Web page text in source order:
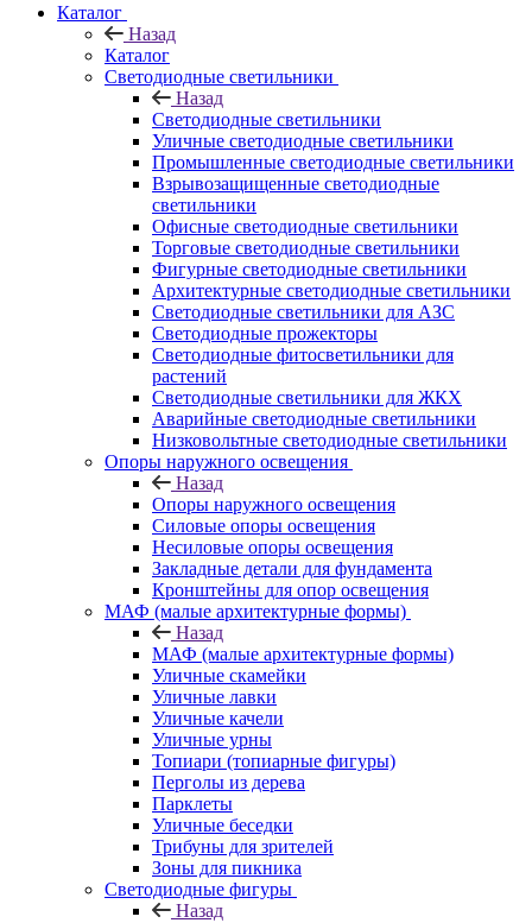
Каталог
Назад
Каталог
Светодиодные светильники
Назад
Светодиодные светильники
Уличные светодиодные светильники
Промышленные светодиодные светильники
Взрывозащищенные светодиодные
светильники
Офисные светодиодные светильники
Торговые светодиодные светильники
Фигурные светодиодные светильники
Архитектурные светодиодные светильники
Светодиодные светильники для АЗС
Светодиодные прожекторы
Светодиодные фитосветильники для
растений
Светодиодные светильники для ЖКХ
Аварийные светодиодные светильники
Низковольтные светодиодные светильники
Опоры наружного освещения
Назад
Опоры наружного освещения
Силовые опоры освещения
Несиловые опоры освещения
Закладные детали для фундамента
Кронштейны для опор освещения
МАФ (малые архитектурные формы)
Назад
МАФ (малые архитектурные формы)
Уличные скамейки
Уличные лавки
Уличные качели
Уличные урны
Топиари (топиарные фигуры)
Перголы из дерева
Парклеты
Уличные беседки
Трибуны для зрителей
Зоны для пикника
Светодиодные фигуры
Назад